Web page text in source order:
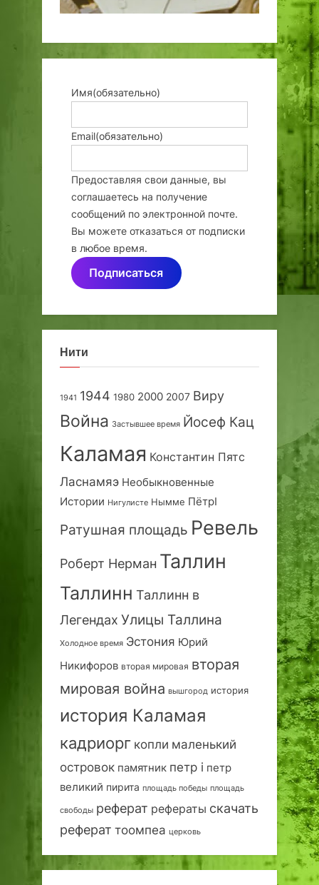
Имя(обязательно)
Email(обязательно)
Предоставляя свои данные, вы
соглашаетесь на получение
сообщений по электронной почте.
Вы можете отказаться от подписки
в любое время.
Подписаться
Нити
1941 1944 1980 2000 2007 Виру
Война Застывшее время Йосеф Кац
Каламая Константин Пятс
Ласнамяэ Необыкновенные
Истории Нигулисте Нымме ПётрI
Ратушная площадь Ревель
Роберт Нерман Таллин
Таллинн Таллинн в
Легендах Улицы Таллина
Холодное время Эстония Юрий
Никифоров вторая мировая вторая
мировая война вышгород история
история Каламая
кадриорг копли маленький
островок памятник петр i петр
великий пирита площадь победы площадь
свободы реферат рефераты скачать
реферат тоомпеа церковь